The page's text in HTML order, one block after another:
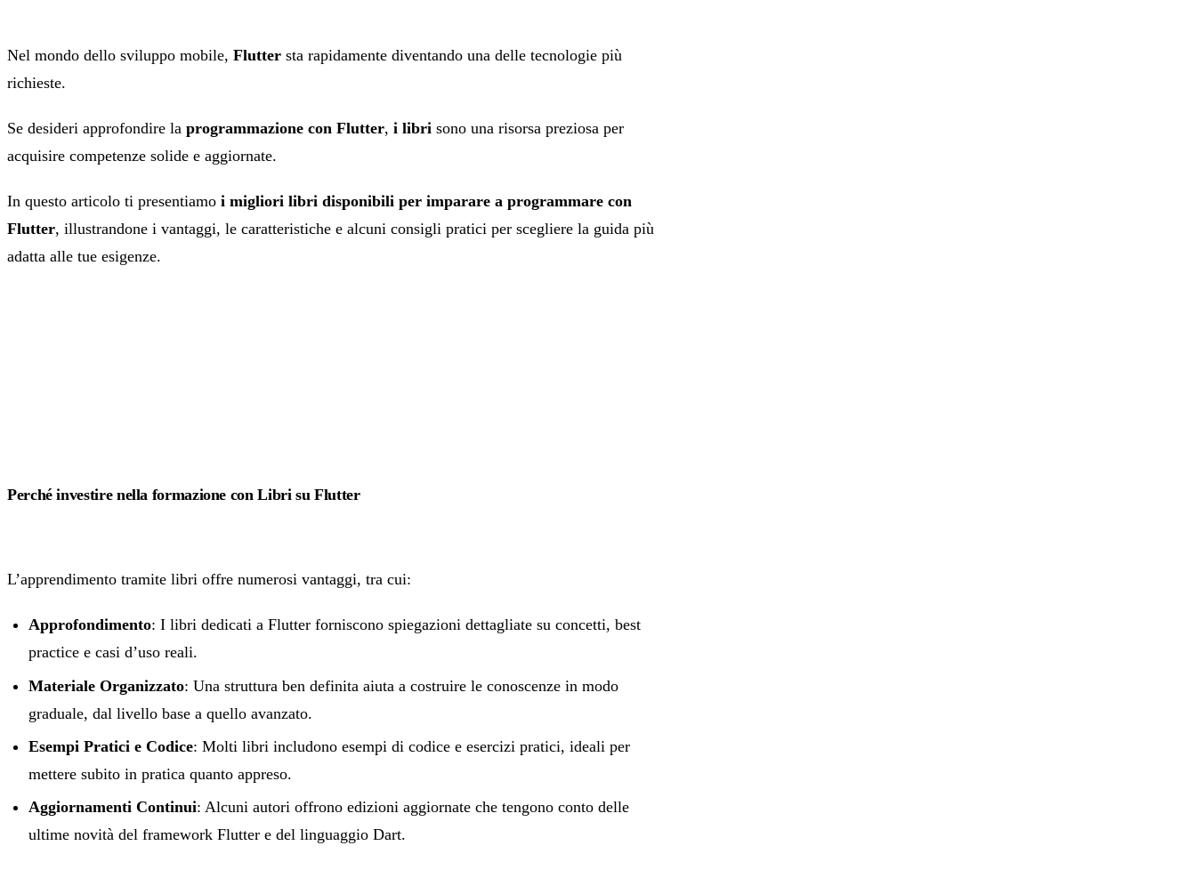
Nel mondo dello sviluppo mobile, Flutter sta rapidamente diventando una delle tecnologie più
richieste.
Se desideri approfondire la programmazione con Flutter, i libri sono una risorsa preziosa per
acquisire competenze solide e aggiornate.
In questo articolo ti presentiamo i migliori libri disponibili per imparare a programmare con
Flutter, illustrandone i vantaggi, le caratteristiche e alcuni consigli pratici per scegliere la guida più
adatta alle tue esigenze.
Perché investire nella formazione con Libri su Flutter
L’apprendimento tramite libri offre numerosi vantaggi, tra cui:
Approfondimento: I libri dedicati a Flutter forniscono spiegazioni dettagliate su concetti, best
practice e casi d’uso reali.
Materiale Organizzato: Una struttura ben definita aiuta a costruire le conoscenze in modo
graduale, dal livello base a quello avanzato.
Esempi Pratici e Codice: Molti libri includono esempi di codice e esercizi pratici, ideali per
mettere subito in pratica quanto appreso.
Aggiornamenti Continui: Alcuni autori offrono edizioni aggiornate che tengono conto delle
ultime novità del framework Flutter e del linguaggio Dart.